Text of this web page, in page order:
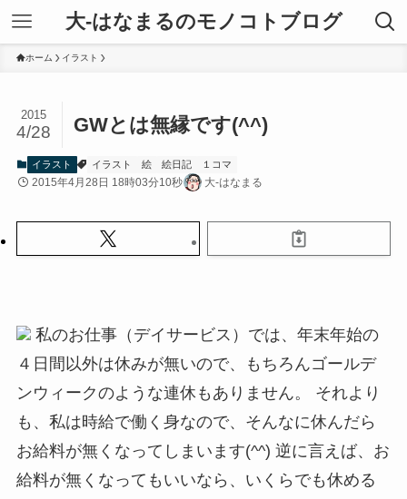
大-はなまるのモノコトブログ
ホーム イラスト
GWとは無縁です(^^)
2015
4/28
イラスト イラスト 絵 絵日記 １コマ
2015年4月28日 18時03分10秒 大-はなまる
私のお仕事（デイサービス）では、年末年始の
４日間以外は休みが無いので、もちろんゴールデ
ンウィークのような連休もありません。 それより
も、私は時給で働く身なので、そんなに休んだら
お給料が無くなってしまいます(^^) 逆に言えば、お
給料が無くなってもいいなら、いくらでも休める